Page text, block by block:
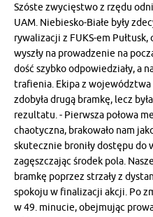
Szóste zwycięstwo z rzędu
UAM. Niebiesko-Białe były
rywalizacji z FUKS-em
wyszły na prowadzenie na
dość szybko odpowiedziały, a
trafienia. Ekipa z
zdobyła drugą bramkę, lecz
rezultatu. - Pierwsza połowa
chaotyczna, brakowało nam
skutecznie broniły dostępu do
zagęszczając środek pola.
bramkę poprzez strzały z
spokoju w finalizacji akcji. Po
w 49. minucie, obejmując